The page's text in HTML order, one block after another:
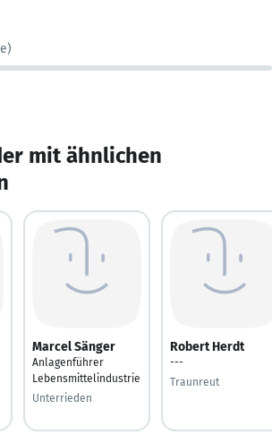
mit ähnlichen
Marcel Sänger
Anlagenführer
Lebensmittelindustrie
Unterrieden
Robert Herdt
---
Traunreut